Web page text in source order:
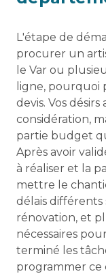
L'étape de
procurer un
le Var ou
ligne, pourquoi
devis. Vos
considération,
partie budget
Après avoir
à réaliser et la
mettre le
délais
rénovation, et
nécessaires
terminé les
programmer ce